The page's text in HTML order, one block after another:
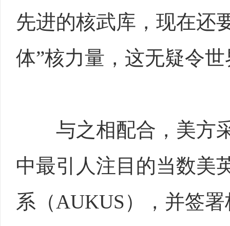
先进的核武库，现在还
体”核力量，这无疑令
与之相配合，美方采
中最引人注目的当数美
系（AUKUS），并签